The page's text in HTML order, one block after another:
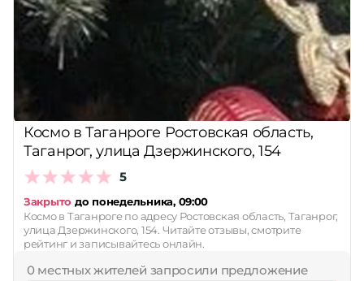
Принимает сертификаты
Применить
Сбросить
Космо в Таганроге Ростовская область,
Таганрог, улица Дзержинского, 154
5
Закрыто до понедельника, 09:00
Космо в Таганроге по адресу Ростовская область, Таганрог,
улица Дзержинского, 154. Читайте отзывы, смотрите
рейтинг и записывайтесь онлайн.
0 местных жителей запросили предложение